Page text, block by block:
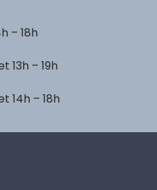
– 18h
13h – 19h
14h – 18h